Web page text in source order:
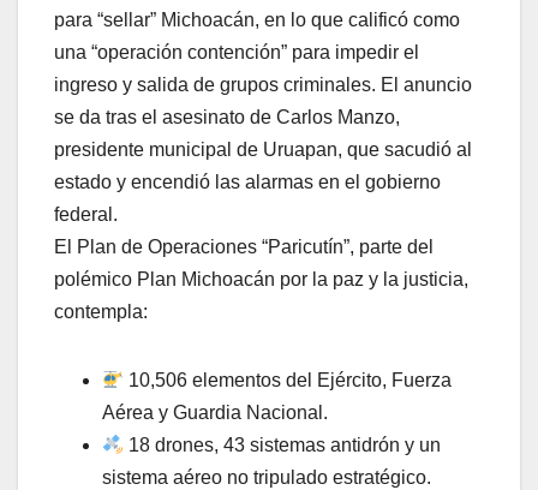
para “sellar” Michoacán, en lo que calificó como
una “operación contención” para impedir el
ingreso y salida de grupos criminales. El anuncio
se da tras el asesinato de Carlos Manzo,
presidente municipal de Uruapan, que sacudió al
estado y encendió las alarmas en el gobierno
federal.
El Plan de Operaciones “Paricutín”, parte del
polémico Plan Michoacán por la paz y la justicia,
contempla:
10,506 elementos del Ejército, Fuerza
Aérea y Guardia Nacional.
18 drones, 43 sistemas antidrón y un
sistema aéreo no tripulado estratégico.